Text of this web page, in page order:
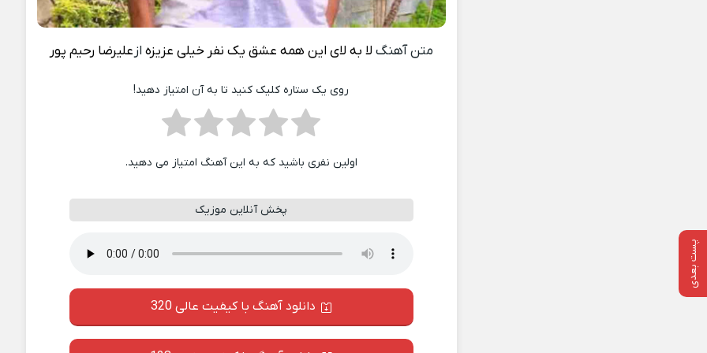
پست بعدی
متن آهنگ لا به لای این همه عشق یک نفر خیلی عزیزه ازعلیرضا رحیم پور
روی یک ستاره کلیک کنید تا به آن امتیاز دهید!
اولین نفری باشید که به این آهنگ امتیاز می دهید.
پخش آنلاین موزیک
دانلود آهنگ با کیفیت عالی 320